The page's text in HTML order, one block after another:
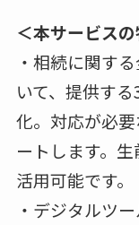
＜本サービス
・相続に関す
いて、提供す
化。対応が必
ートします。
活用可能です。
・デジタルツ